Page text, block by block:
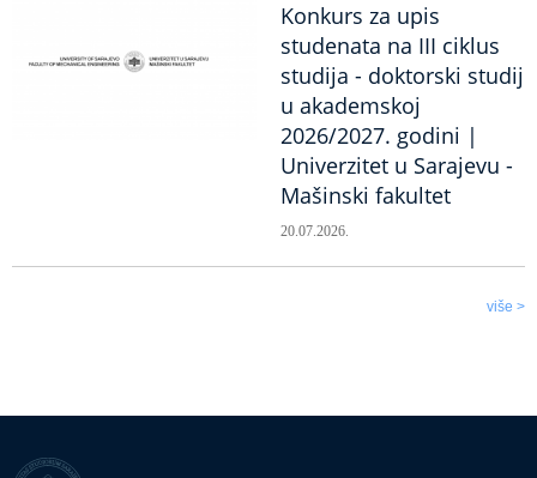
Konkurs za upis
studenata na III ciklus
studija - doktorski studij
u akademskoj
2026/2027. godini |
Univerzitet u Sarajevu -
Mašinski fakultet
20.07.2026.
više >